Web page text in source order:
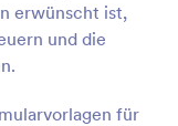
erwünscht ist,
und die
für